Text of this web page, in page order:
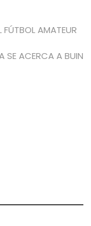
FÚTBOL AMATEUR
SE ACERCA A BUIN